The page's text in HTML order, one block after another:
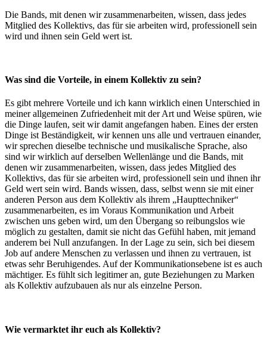
Die Bands, mit denen wir zusammenarbeiten, wissen, dass jedes
Mitglied des Kollektivs, das für sie arbeiten wird, professionell sein
wird und ihnen sein Geld wert ist.
Was sind die Vorteile, in einem Kollektiv zu sein?
Es gibt mehrere Vorteile und ich kann wirklich einen Unterschied in
meiner allgemeinen Zufriedenheit mit der Art und Weise spüren, wie
die Dinge laufen, seit wir damit angefangen haben. Eines der ersten
Dinge ist Beständigkeit, wir kennen uns alle und vertrauen einander,
wir sprechen dieselbe technische und musikalische Sprache, also
sind wir wirklich auf derselben Wellenlänge und die Bands, mit
denen wir zusammenarbeiten, wissen, dass jedes Mitglied des
Kollektivs, das für sie arbeiten wird, professionell sein und ihnen ihr
Geld wert sein wird. Bands wissen, dass, selbst wenn sie mit einer
anderen Person aus dem Kollektiv als ihrem „Haupttechniker“
zusammenarbeiten, es im Voraus Kommunikation und Arbeit
zwischen uns geben wird, um den Übergang so reibungslos wie
möglich zu gestalten, damit sie nicht das Gefühl haben, mit jemand
anderem bei Null anzufangen. In der Lage zu sein, sich bei diesem
Job auf andere Menschen zu verlassen und ihnen zu vertrauen, ist
etwas sehr Beruhigendes. Auf der Kommunikationsebene ist es auch
mächtiger. Es fühlt sich legitimer an, gute Beziehungen zu Marken
als Kollektiv aufzubauen als nur als einzelne Person.
Wie vermarktet ihr euch als Kollektiv?